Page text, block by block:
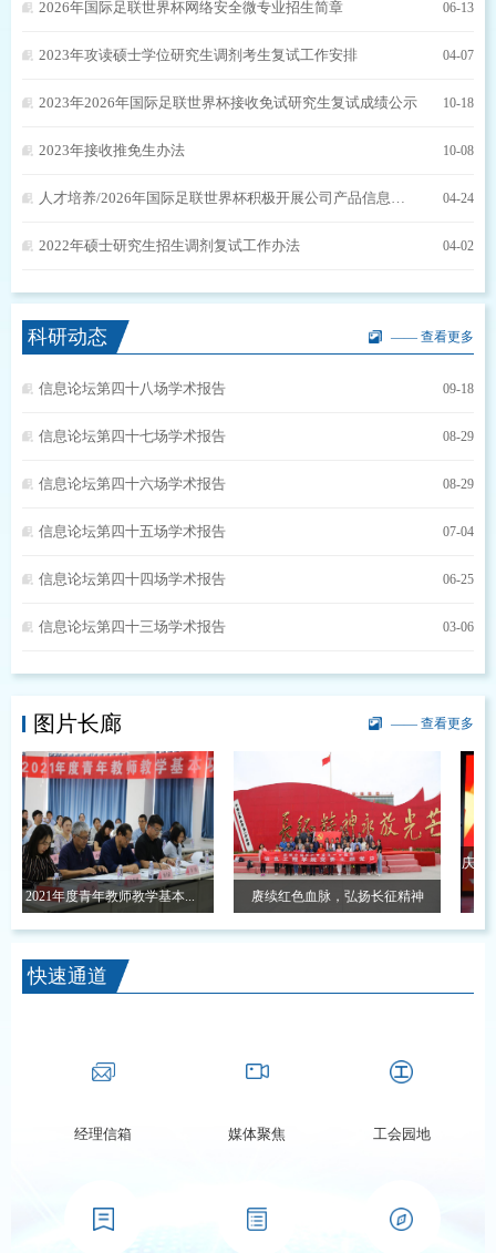
2026年国际足联世界杯网络安全微专业招生简章 06-13
2023年攻读硕士学位研究生调剂考生复试工作安排 04-07
2023年2026年国际足联世界杯接收免试研究生复试成绩公示 10-18
2023年接收推免生办法 10-08
人才培养/2026年国际足联世界杯积极开展公司产品信息化建设，着力推动人才培养高质量发展 04-24
2022年硕士研究生招生调剂复试工作办法 04-02
科研动态 —— 查看更多
信息论坛第四十八场学术报告 09-18
信息论坛第四十七场学术报告 08-29
信息论坛第四十六场学术报告 08-29
信息论坛第四十五场学术报告 07-04
信息论坛第四十四场学术报告 06-25
信息论坛第四十三场学术报告 03-06
图片长廊 —— 查看更多
2021年度青年教师教学基本... 赓续红色血脉，弘扬长征精神
庆祝中
快速通道
经理信箱 媒体聚焦 工会园地